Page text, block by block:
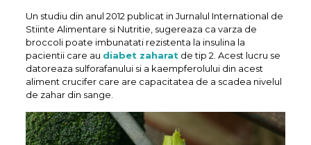
Un studiu din anul 2012 publicat in Jurnalul International de
Stiinte Alimentare si Nutritie, sugereaza ca varza de
broccoli poate imbunatati rezistenta la insulina la
pacientii care au diabet zaharatde tip 2. Acest lucru se
datoreaza sulforafanului si a kaempferolului din acest
aliment crucifer care are capacitatea de a scadea nivelul
de zahar din sange.